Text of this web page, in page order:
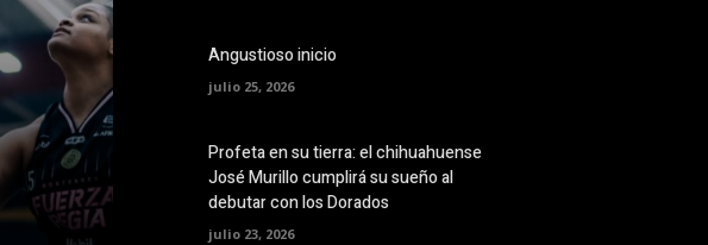
Angustioso inicio
julio 25, 2026
Profeta en su tierra: el chihuahuense
José Murillo cumplirá su sueño al
debutar con los Dorados
julio 23, 2026